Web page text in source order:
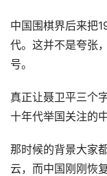
中国围棋界后来把
代。这并不是夸张
号。
真正让聂卫平三个
十年代举国关注的
那时候的背景大家
云，而中国刚刚恢